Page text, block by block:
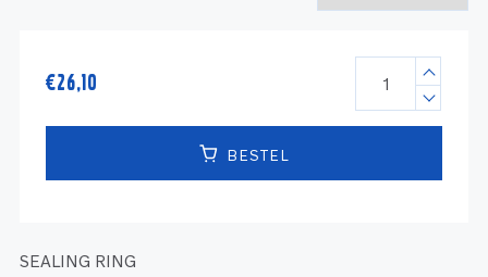
€26,10
BESTEL
SEALING RING